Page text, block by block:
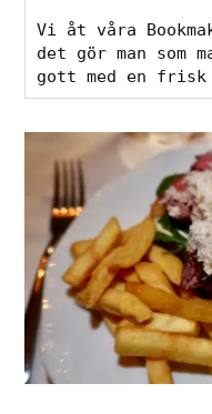
Vi åt våra
det gör man
gott med en